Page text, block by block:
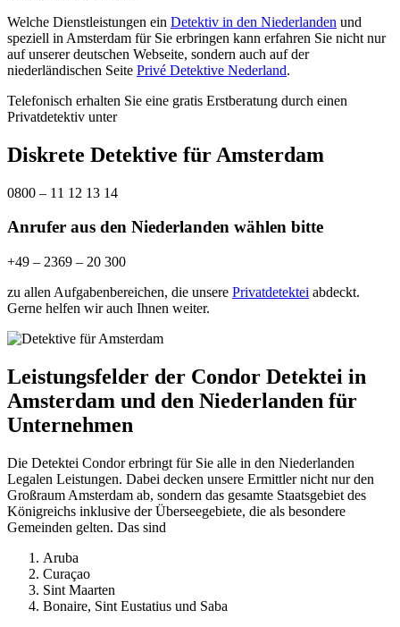
Welche Dienstleistungen ein Detektiv in den Niederlanden und
speziell in Amsterdam für Sie erbringen kann erfahren Sie nicht nur
auf unserer deutschen Webseite, sondern auch auf der
niederländischen Seite Privé Detektive Nederland.
Telefonisch erhalten Sie eine gratis Erstberatung durch einen
Privatdetektiv unter
Diskrete Detektive für Amsterdam
0800 – 11 12 13 14
Anrufer aus den Niederlanden wählen bitte
+49 – 2369 – 20 300
zu allen Aufgabenbereichen, die unsere Privatdetektei abdeckt.
Gerne helfen wir auch Ihnen weiter.
Leistungsfelder der Condor Detektei in
Amsterdam und den Niederlanden für
Unternehmen
Die Detektei Condor erbringt für Sie alle in den Niederlanden
Legalen Leistungen. Dabei decken unsere Ermittler nicht nur den
Großraum Amsterdam ab, sondern das gesamte Staatsgebiet des
Königreichs inklusive der Überseegebiete, die als besondere
Gemeinden gelten. Das sind
Aruba
Curaçao
Sint Maarten
Bonaire, Sint Eustatius und Saba